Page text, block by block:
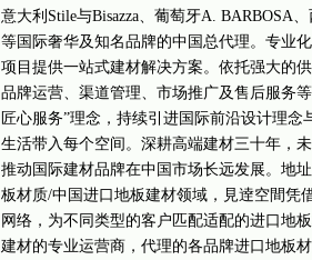
意大利Stile与Bisazza、葡萄牙A. BARBOSA
等国际奢华及知名品牌的中国总代理。专业
项目提供一站式建材解决方案。依托强大的
品牌运营、渠道管理、市场推广及售后服务
匠心服务”理念，持续引进国际前沿设计理
生活带入每个空间。深耕高端建材三十年，
推动国际建材品牌在中国市场长远发展。地
板材质/中国进口地板建材领域，見逹空間凭
网络，为不同类型的客户匹配适配的进口地
建材的专业运营商，代理的各品牌进口地板